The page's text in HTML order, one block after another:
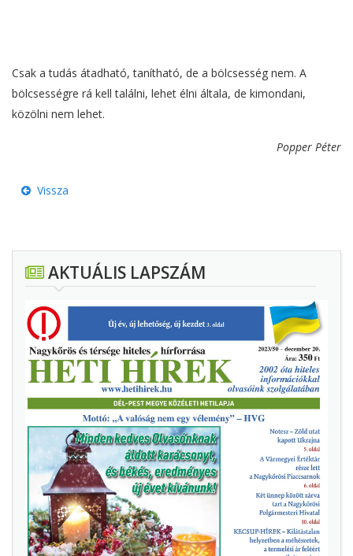
Csak a tudás átadható, tanítható, de a bölcsesség nem. A
bölcsességre rá kell találni, lehet élni általa, de kimondani,
közölni nem lehet.
Popper Péter
Vissza
AKTUÁLIS LAPSZÁM